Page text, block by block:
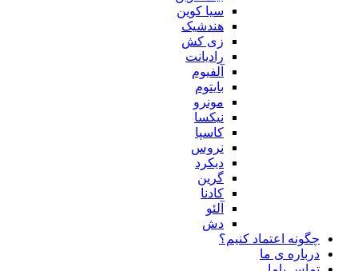
سیا کوین
هندشیک
زی کش
رادیانت
آلفیوم
بایتوم
مونرو
نیکسا
کاسپا
نروس
دیکرد
گرین
کادنا
آلئو
دش
چگونه اعتماد کنیم؟
درباره ی ما